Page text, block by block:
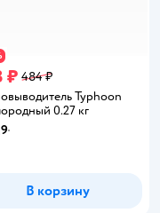
₽ 484 ₽
Typhoon
0.27 кг
В корзину